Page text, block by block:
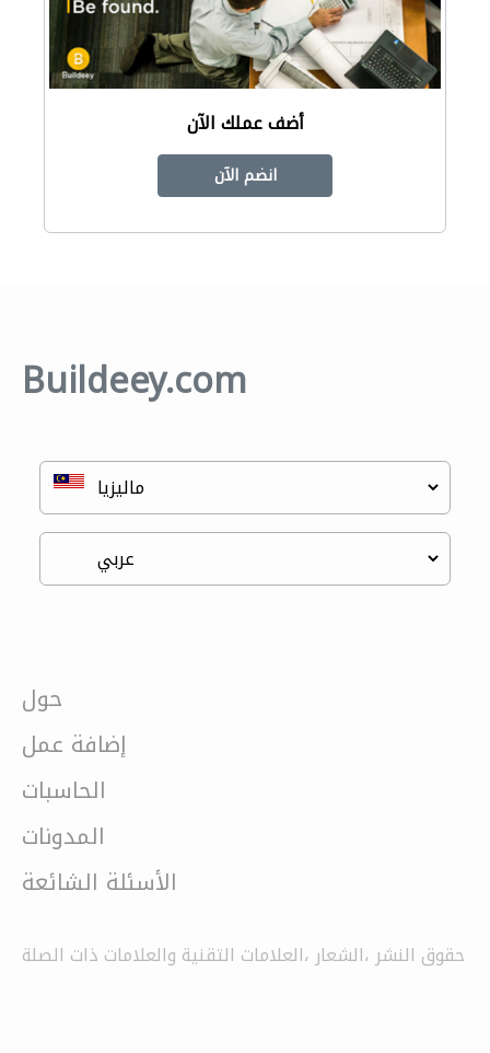
أضف عملك الآن
انضم الآن
Buildeey.com
حول
إضافة عمل
الحاسبات
المدونات
الأسئلة الشائعة
حقوق النشر ،الشعار ،العلامات التقنية والعلامات ذات الصلة